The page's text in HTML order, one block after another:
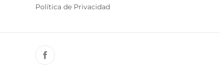
Política de Privacidad